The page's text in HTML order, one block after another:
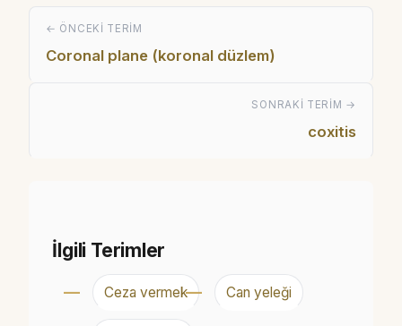
← ÖNCEKI TERIM
Coronal plane (koronal düzlem)
SONRAKI TERIM →
coxitis
İlgili Terimler
Ceza vermek Can yeleği